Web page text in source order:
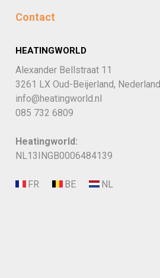
Contact
HEATINGWORLD
Alexander Bellstraat 11
3261 LX Oud-Beijerland, Nederland
info@heatingworld.nl
085 732 6809
Heatingworld:
NL13INGB0006484139